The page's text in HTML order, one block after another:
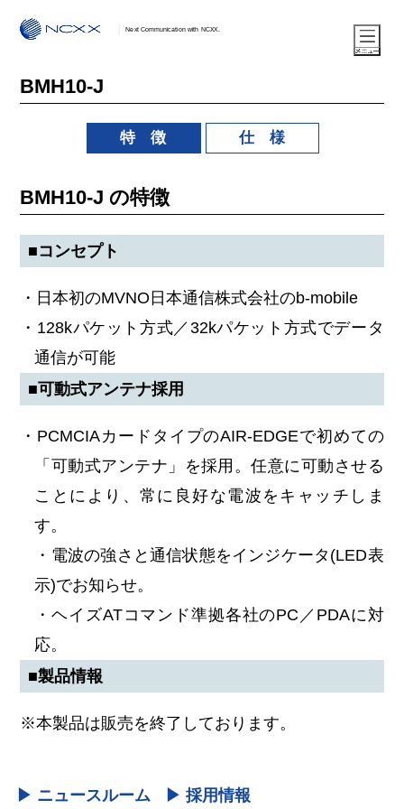
Next Communication with NCXX.
BMH10-J
特 徴 仕 様
BMH10-J の特徴
■コンセプト
・日本初のMVNO日本通信株式会社のb-mobile
・128kパケット方式／32kパケット方式でデータ
通信が可能
■可動式アンテナ採用
・PCMCIAカードタイプのAIR-EDGEで初めての
「可動式アンテナ」を採用。任意に可動させる
ことにより、常に良好な電波をキャッチしま
す。
・電波の強さと通信状態をインジケータ(LED表
示)でお知らせ。
・ヘイズATコマンド準拠各社のPC／PDAに対
応。
■製品情報
※本製品は販売を終了しております。
▶ ニュースルーム ▶ 採用情報